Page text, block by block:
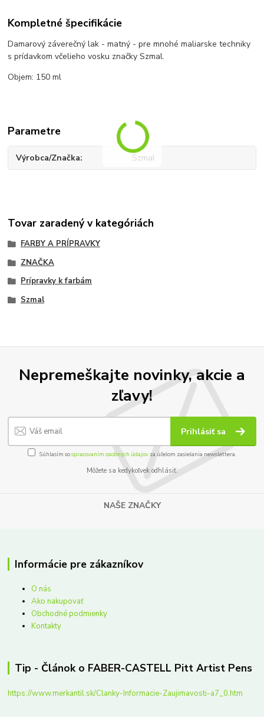
Kompletné špecifikácie
Damarový záverečný lak - matný - pre mnohé maliarske techniky
s prídavkom včelieho vosku značky Szmal.
Objem: 150 ml
Parametre
Výrobca/Značka Szmal
Tovar zaradený v kategóriách
FARBY A PRÍPRAVKY
ZNAČKA
Prípravky k farbám
Szmal
Nepremeškajte novinky, akcie a
zľavy!
Prihlásiť sa
Súhlasím sospracovaním osobných údajov za účelom zasielania newslettera.
Môžete sa kedykoľvek odhlásiť.
NAŠE ZNAČKY
Informácie pre zákazníkov
O nás
Ako nakupovať
Obchodné podmienky
Kontakty
Tip - Článok o FABER-CASTELL Pitt Artist Pens
https://www.merkantil.sk/Clanky-Informacie-Zaujimavosti-a7_0.htm